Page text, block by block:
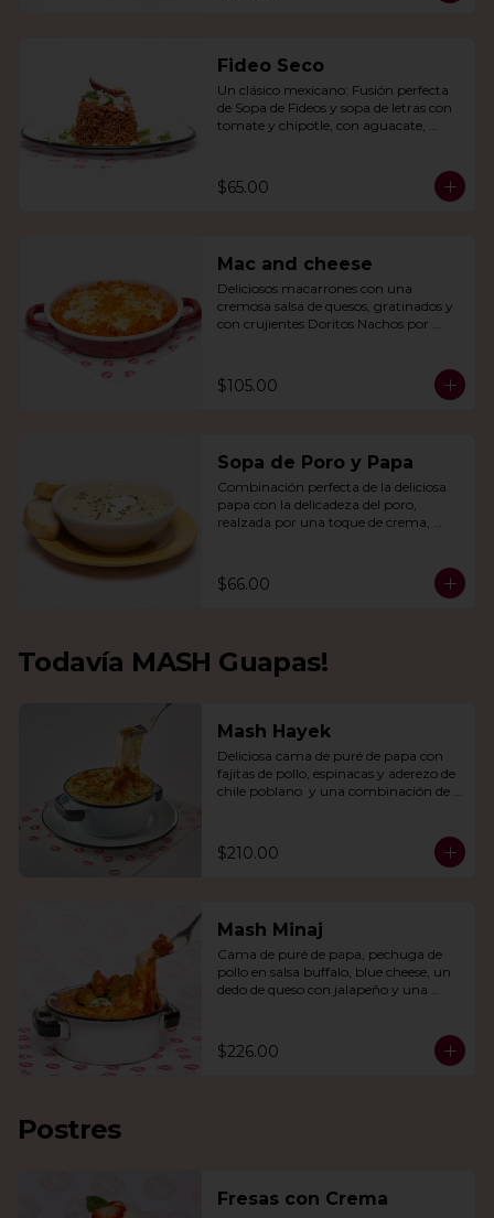
Fideo Seco
Un clásico mexicano: Fusión perfecta
de Sopa de Fideos y sopa de letras con
tomate y chipotle, con aguacate,
$65.00
Mac and cheese
Deliciosos macarrones con una
cremosa salsa de quesos, gratinados y
con crujientes Doritos Nachos por
$105.00
Sopa de Poro y Papa
Combinación perfecta de la deliciosa
papa con la delicadeza del poro,
realzada por una toque de crema,
$66.00
Todavía MASH Guapas!
Mash Hayek
Deliciosa cama de puré de papa con
fajitas de pollo, espinacas y aderezo de
chile poblano  y una combinación de
$210.00
Mash Minaj
Cama de puré de papa, pechuga de
pollo en salsa buffalo, blue cheese, un
dedo de queso con jalapeño y una
$226.00
Postres
Fresas con Crema